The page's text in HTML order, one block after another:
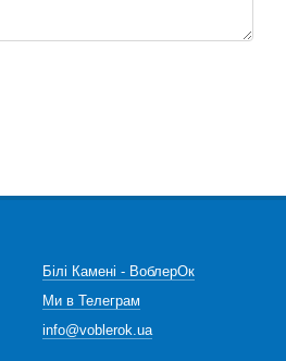
Білі Камені - ВоблерОк
Ми в Телеграм
info@voblerok.ua